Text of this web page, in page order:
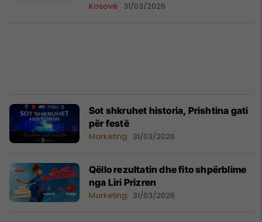
Kosovë 31/03/2026
Sot shkruhet historia, Prishtina gati
për festë
Marketing 31/03/2026
Qëllo rezultatin dhe fito shpërblime
nga Liri Prizren
Marketing 31/03/2026